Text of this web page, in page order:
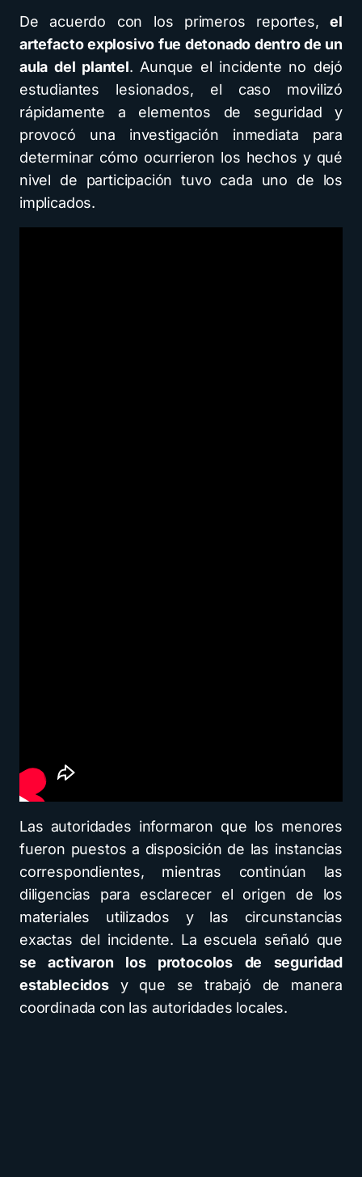
De acuerdo con los primeros reportes,el
artefacto explosivo fue detonado dentro de un
aula del plantel. Aunque el incidente no dejó
estudiantes lesionados, el caso movilizó
rápidamente a elementos de seguridad y
provocó una investigación inmediata para
determinar cómo ocurrieron los hechos y qué
nivel de participación tuvo cada uno de los
implicados.
Las autoridades informaron que los menores
fueron puestos a disposición de las instancias
correspondientes, mientras continúan las
diligencias para esclarecer el origen de los
materiales utilizados y las circunstancias
exactas del incidente. La escuela señaló que
se activaron los protocolos de seguridad
establecidosy que se trabajó de manera
coordinada con las autoridades locales.